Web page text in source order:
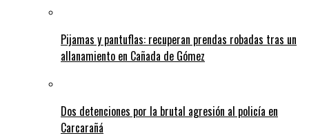
Pijamas y pantuflas: recuperan prendas robadas tras un
allanamiento en Cañada de Gómez
Dos detenciones por la brutal agresión al policía en
Carcarañá